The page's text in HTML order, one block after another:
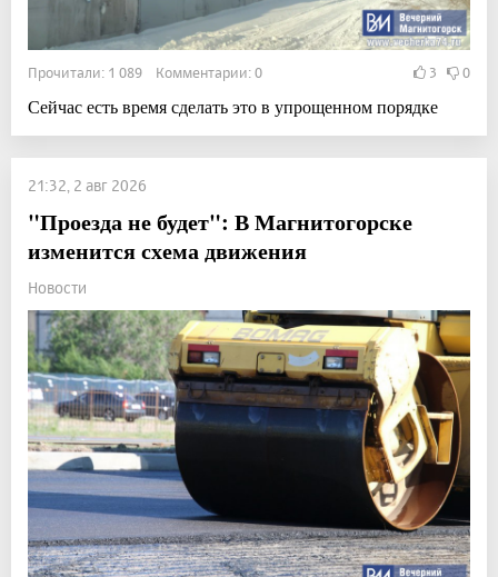
Прочитали: 1 089 Комментарии: 0 3 0
Сейчас есть время сделать это в упрощенном порядке
21:32, 2 авг 2026
"Проезда не будет": В Магнитогорске
изменится схема движения
Новости